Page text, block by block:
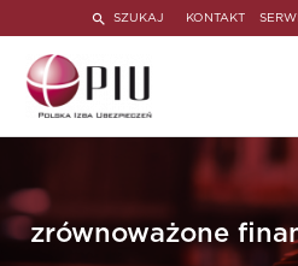
SZUKAJ KONTAKT
zrównoważone